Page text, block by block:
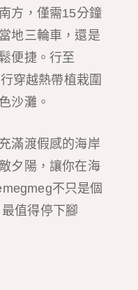
方，僅需15分鐘
地三輪車，還是
便捷。行至
穿越熱帶植栽圍
沙灘。
滿渡假感的海岸
夕陽，讓你在海
不只是個
值得停下腳